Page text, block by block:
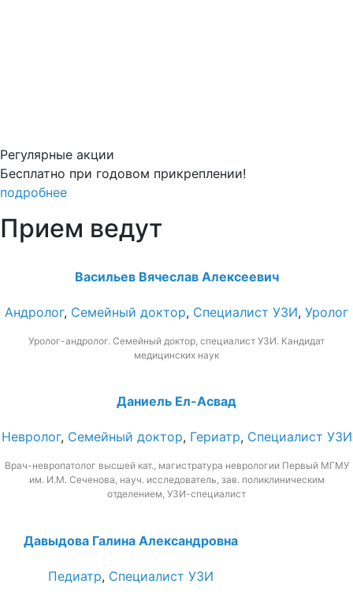
Регулярные акции
Бесплатно при годовом прикреплении!
подробнее
Прием ведут
Васильев Вячеслав Алексеевич
Андролог, Семейный доктор, Специалист УЗИ, Уролог
Уролог-андролог. Семейный доктор, специалист УЗИ. Кандидат
медицинских наук
Даниель Ел-Асвад
Невролог, Семейный доктор, Гериатр, Специалист УЗИ
Врач-невропатолог высшей кат., магистратура неврологии Первый МГМУ
им. И.М. Сеченова, науч. исследователь, зав. поликлиническим
отделением, УЗИ-специалист
Давыдова Галина Александровна
Педиатр, Специалист УЗИ